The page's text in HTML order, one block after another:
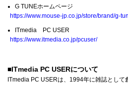
G TUNEホームページ
https://www.mouse-jp.co.jp/store/brand/g-
ITmedia PC USER
https://www.itmedia.co.jp/pcuser/
■ITmedia PC USERについて
ITmedia PC USERは、1994年に雑誌とし